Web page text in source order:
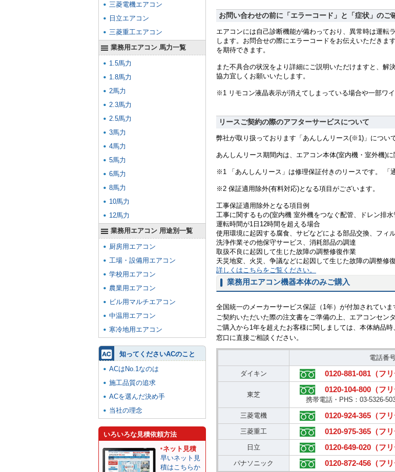
お問い合わせの前に「エラーコード」と「症状」のご
エアコンには自己診断機能が備わっており、異常時は運
します。お問合せの際にエラーコードをお伝えいただき
を期待できます。
また不具合の状況をより詳細にご説明いただけますと、
協力宜しくお願いいたします。
※1 リモコン液晶表示が消えてしまっている場合や一部ワ
リースご契約の際のアフターサービスについて
弊社が取り扱っております「あんしんリース(※1)」につい
あんしんリース期間内は、エアコン本体(室内機・室外機)
※1 「あんしんリース」は修理保証付きのリースです。 「
※2 保証適用除外(有料対応)となる項目がございます。
工事保証適用除外となる項目例
工事に関するもの(室内機 室外機をつなぐ配管、ドレン排
運転時間が1日12時間を超える場合
使用環境に起因する腐食、サビなどによる部品交換、フィ
洗浄作業その他保守サービス、消耗部品の調達
取扱不良に起因して生じた故障の調整修復作業
天災地変、火災、争議などに起因して生じた故障の調整修
詳しくはこちらをご覧ください。
業務用エアコン機器本体のみご購入
全国統一のメーカーサービス保証（1年）が付加されてい
ご契約いただいた際の注文書をご準備の上、エアコンセン
ご購入から1年を超えたお客様に関しましては、本体納品
窓口に直接ご相談ください。
電話番
ダイキン 0120-881-081（フリ
東芝
0120-104-800（フリ
携帯電話・PHS：03-5326-
三菱電機 0120-924-365（フリ
三菱重工 0120-975-365（フリ
日立 0120-649-020（フリ
パナソニック 0120-872-456（フリ
三菱電機エアコン
日立エアコン
三菱重工エアコン
業務用エアコン 馬力一覧
1.5馬力
1.8馬力
2馬力
2.3馬力
2.5馬力
3馬力
4馬力
5馬力
6馬力
8馬力
10馬力
12馬力
業務用エアコン 用途別一覧
厨房用エアコン
工場・設備用エアコン
学校用エアコン
農業用エアコン
ビル用マルチエアコン
中温用エアコン
寒冷地用エアコン
知ってくださいACのこと
ACはNo.1なのは
施工品質の追求
ACを選んだ決め手
当社の理念
いろいろな見積依頼方法
ネット見積
早いネット見
積はこちらか